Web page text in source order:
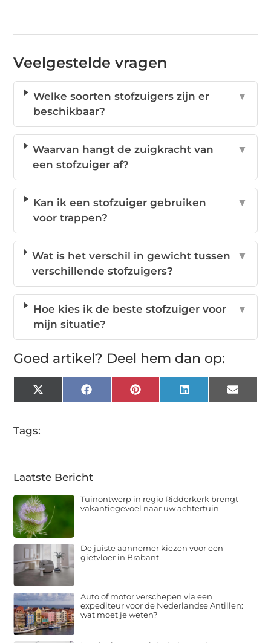
Veelgestelde vragen
Welke soorten stofzuigers zijn er
beschikbaar?
▼
Waarvan hangt de zuigkracht van
een stofzuiger af?
▼
Kan ik een stofzuiger gebruiken
voor trappen?
▼
Wat is het verschil in gewicht tussen
verschillende stofzuigers?
▼
Hoe kies ik de beste stofzuiger voor
mijn situatie?
▼
Goed artikel? Deel hem dan op:
X
(Twitter)
FacebookPinterestLinkedInEmail
Tags:
Laatste Bericht
Tuinontwerp in regio Ridderkerk brengt
vakantiegevoel naar uw achtertuin
De juiste aannemer kiezen voor een
gietvloer in Brabant
Auto of motor verschepen via een
expediteur voor de Nederlandse Antillen:
wat moet je weten?